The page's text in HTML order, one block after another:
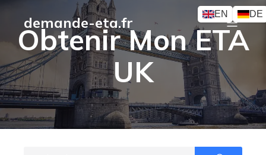
demande-eta.fr
Obtenir Mon ETA
UK
EN DE